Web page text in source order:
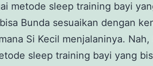
metode sleep training bayi
Bunda sesuaikan dengan
Si Kecil menjalaninya.
sleep training bayi yang